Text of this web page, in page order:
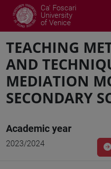
Ca' Foscari
University
of Venice
TEACHING
AND
MEDIATION
SECONDARY
Academic year
2023/2024